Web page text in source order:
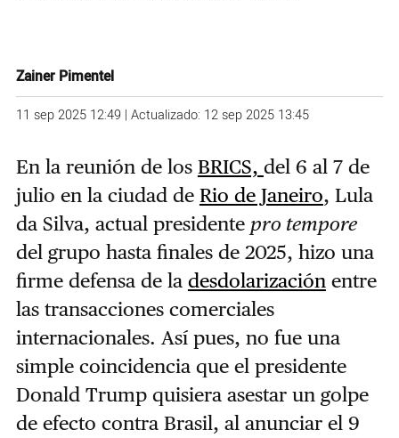
Zainer Pimentel
11 sep 2025 12:49 | Actualizado: 12 sep 2025 13:45
En la reunión de los BRICS, del 6 al 7 de
julio en la ciudad de Rio de Janeiro, Lula
da Silva, actual presidente pro tempore
del grupo hasta finales de 2025, hizo una
firme defensa de la desdolarización entre
las transacciones comerciales
internacionales. Así pues, no fue una
simple coincidencia que el presidente
Donald Trump quisiera asestar un golpe
de efecto contra Brasil, al anunciar el 9